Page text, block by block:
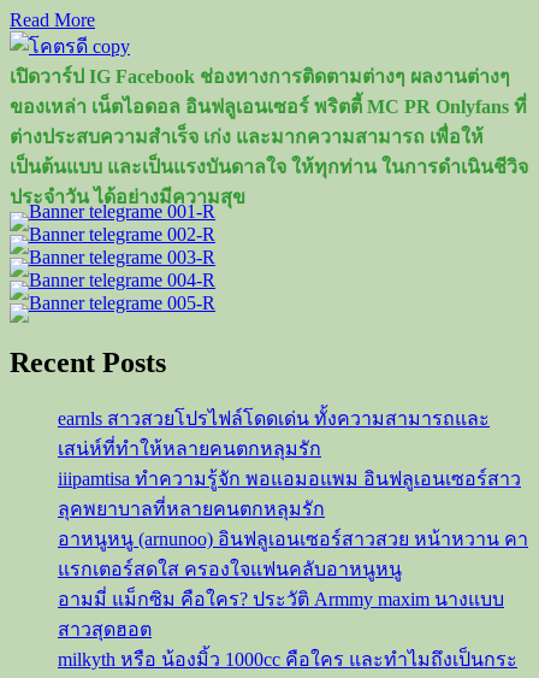
Read MoreRead
more
about
ภู
ธัช
ชัย
หนุ่ม
น้อยห
น้า
ใส
วัย
หล่อ
รัก
อัธยาศัย
ดี
มี
เสน่ห์
เปิดวาร์ป IG Facebook ช่องทางการติดตามต่างๆ ผลงานต่างๆ
ของเหล่า เน็ตไอดอล อินฟลูเอนเซอร์ พริตตี้ MC PR Onlyfans ที่
ต่างประสบความสำเร็จ เก่ง และมากความสามารถ เพื่อให้
เป็นต้นแบบ และเป็นแรงบันดาลใจ ให้ทุกท่าน ในการดำเนินชีวิจ
ประจำวัน ได้อย่างมีความสุข
Recent Posts
earnls สาวสวยโปรไฟล์โดดเด่น ทั้งความสามารถและ
เสน่ห์ที่ทำให้หลายคนตกหลุมรัก
iiipamtisa ทำความรู้จัก พอแอมอแพม อินฟลูเอนเซอร์สาว
ลุคพยาบาลที่หลายคนตกหลุมรัก
อาหนูหนู (arnunoo) อินฟลูเอนเซอร์สาวสวย หน้าหวาน คา
แรกเตอร์สดใส ครองใจแฟนคลับอาหนูหนู
อามมี่ แม็กซิม คือใคร? ประวัติ Armmy maxim นางแบบ
สาวสุดฮอต
milkyth หรือ น้องมิ้ว 1000cc คือใคร และทำไมถึงเป็นกระ